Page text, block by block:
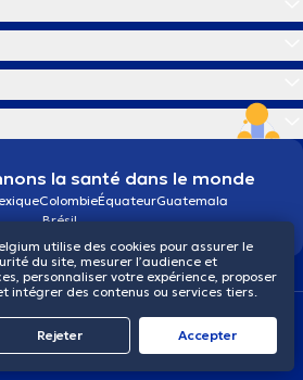
la santé dans le monde
ColombieÉquateurGuatemala
Brésil
CookiesPolitique de confidentialité
2026 doctoranytime
utilise des cookies pour assurer le
du site, mesurer l’audience et
personnaliser votre expérience, proposer
intégrer des contenus ou services tiers.
Rejeter Αccepter